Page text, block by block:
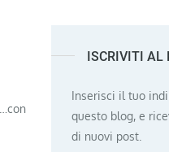
ISCRIVITI AL
Inserisci il tuo
questo blog, e
di nuovi post.